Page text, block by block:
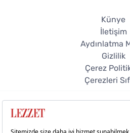
Künye
İletişim
Aydınlatma
Gizlilik
Çerez
Çerezleri